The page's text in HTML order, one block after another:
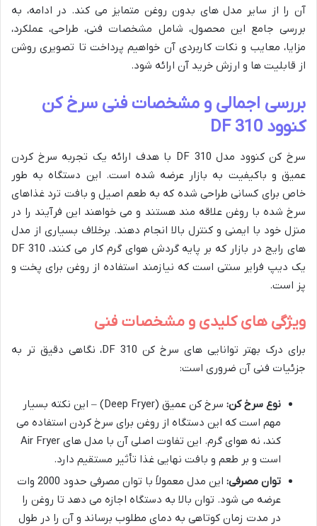
آن را از سایر مدل های بدون روغن متمایز می کند. در ادامه، به
بررسی جامع این محصول، شامل مشخصات فنی، طراحی، عملکرد،
مزایا، معایب و نکات کاربردی آن خواهیم پرداخت تا تصویری روشن
از قابلیت ها و ارزش خرید آن ارائه شود.
بررسی اجمالی و مشخصات فنی سرخ کن
کنوود DF 310
سرخ کن کنوود مدل DF 310 با هدف ارائه یک تجربه سرخ کردن
عمیق و باکیفیت به بازار عرضه شده است. این دستگاه به طور
خاص برای کسانی طراحی شده که به طعم اصیل و بافت ترد غذاهای
سرخ شده با روغن علاقه مند هستند و می خواهند این فرآیند را در
منزل خود با ایمنی و کنترل بالا انجام دهند. برخلاف بسیاری از مدل
های رایج در بازار که بر پایه گردش هوای گرم کار می کنند، DF 310
یک دیپ فرایر سنتی است که نیازمند استفاده از روغن برای پخت و
پز است.
ویژگی های کلیدی و مشخصات فنی
برای درک بهتر توانایی های سرخ کن DF 310، نگاهی دقیق تر به
جزئیات فنی آن ضروری است:
نوع سرخ کن:
سرخ کن عمیق (Deep Fryer) – این نکته بسیار
مهم است که این دستگاه از روغن برای سرخ کردن استفاده می
کند، نه هوای گرم. این تفاوت اصلی آن با مدل های Air Fryer
است و بر طعم و بافت نهایی غذا تأثیر مستقیم دارد.
توان مصرفی:
این مدل معمولاً با توان مصرفی حدود 2000 وات
عرضه می شود. توان بالا به دستگاه اجازه می دهد تا روغن را
در مدت زمان کوتاهی به دمای مطلوب برساند و آن را در طول